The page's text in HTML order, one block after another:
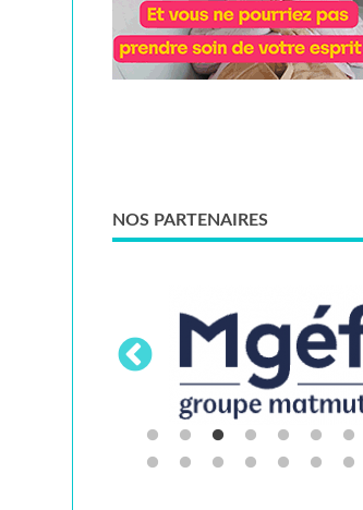
NOS PARTENAIRES